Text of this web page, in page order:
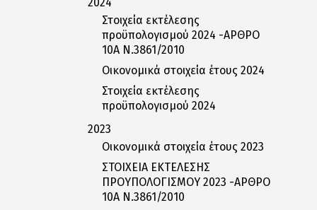
Στοιχεία εκτέλεσης
προϋπολογισμού 2024 -ΑΡΘΡΟ
10Α Ν.3861/2010
Οικονομικά στοιχεία έτους 2024
Στοιχεία εκτέλεσης
προϋπολογισμού 2024
2023
Οικονομικά στοιχεία έτους 2023
ΣΤΟΙΧΕΙΑ ΕΚΤΕΛΕΣΗΣ
ΠΡΟΥΠΟΛΟΓΙΣΜΟΥ 2023 -ΑΡΘΡΟ
10Α Ν.3861/2010